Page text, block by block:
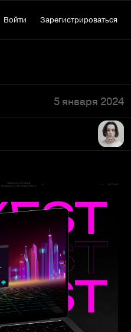
Войти Зарегистрироваться
5 января 2024